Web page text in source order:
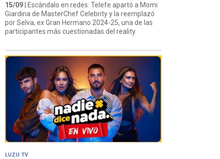
15/09 | Escándalo en redes: Telefe apartó a Momi
Giardina de MasterChef Celebrity y la reemplazó
por Selva, ex Gran Hermano 2024-25, una de las
participantes más cuestionadas del reality.
LUZU TV